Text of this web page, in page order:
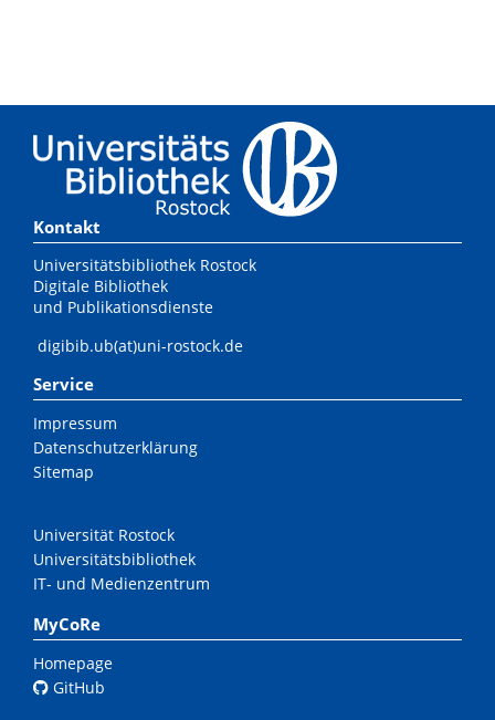
Kontakt
Universitätsbibliothek Rostock
Digitale Bibliothek
und Publikationsdienste
digibib.ub(at)uni-rostock.de
Service
Impressum
Datenschutzerklärung
Sitemap
Universität Rostock
Universitätsbibliothek
IT- und Medienzentrum
MyCoRe
Homepage
GitHub